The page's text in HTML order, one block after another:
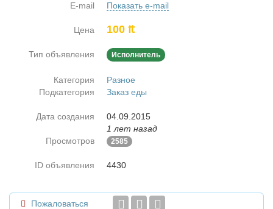
E-mail
Показать e-mail
Цена 100 ₶
Тип объявления Исполнитель
Категория
Разное
Подкатегория
Заказ еды
Дата создания
04.09.2015
1 лет назад
Просмотров
2585
ID объявления 4430
Пожаловаться